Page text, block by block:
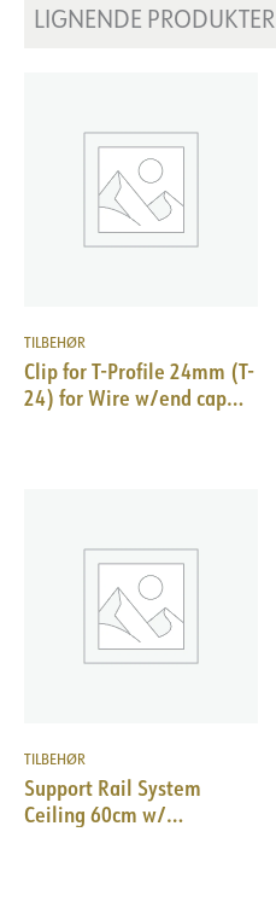
LIGNENDE PRODUKTER
TILBEHØR
Clip for T-Profile 24mm (T-
24) for Wire w/end cap
TILBEHØR
Support Rail System
Ceiling 60cm w/